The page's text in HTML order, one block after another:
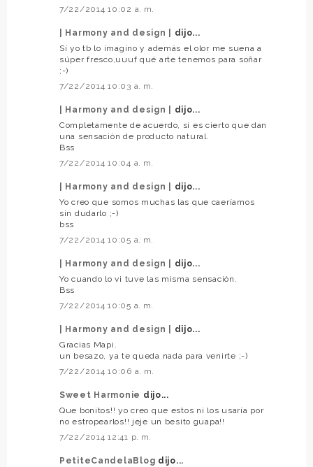
7/22/2014 10:02 a. m.
| Harmony and design |
dijo...
Sí yo tb lo imagino y además el olor me suena a
súper fresco,uuuf qué arte tenemos para soñar
;-)
7/22/2014 10:03 a. m.
| Harmony and design |
dijo...
Completamente de acuerdo, sí es cierto que dan
una sensación de producto natural.
Bss
7/22/2014 10:04 a. m.
| Harmony and design |
dijo...
Yo creo que somos muchas las que caeríamos
sin dudarlo ;-)
bss
7/22/2014 10:05 a. m.
| Harmony and design |
dijo...
Yo cuando lo vi tuve las misma sensación.
Bss
7/22/2014 10:05 a. m.
| Harmony and design |
dijo...
Gracias Mapi.
un besazo, ya te queda nada para venirte ;-)
7/22/2014 10:06 a. m.
Sweet Harmonie dijo...
Que bonitos!! yo creo que estos ni los usaría por
no estropearlos!! jeje un besito guapa!!
7/22/2014 12:41 p. m.
PetiteCandelaBlog dijo...